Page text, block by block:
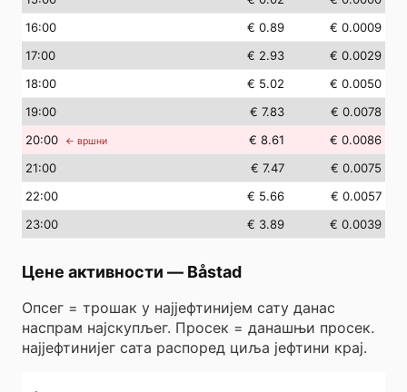
16:00 € 0.89
€ 0.0009
17:00 € 2.93
€ 0.0029
18:00 € 5.02
€ 0.0050
19:00 € 7.83
€ 0.0078
20:00 ← вршни € 8.61
€ 0.0086
21:00 € 7.47
€ 0.0075
22:00 € 5.66
€ 0.0057
23:00 € 3.89 € 0.0039
Цене активности — Båstad
Опсег = трошак у најјефтинијем сату данас
наспрам најскупљег. Просек = данашњи просек.
најјефтинијег сата распоред циља јефтини крај.